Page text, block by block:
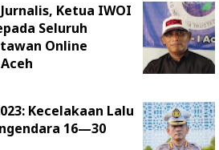
Ketua IWOI
Seluruh
Online
Kecelakaan Lalu
16—30